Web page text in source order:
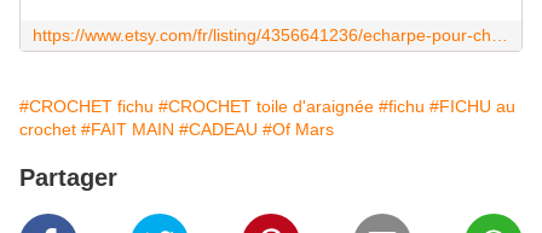
#CROCHET fichu #CROCHET toile d'araignée #fichu #FICHU au
crochet #FAIT MAIN #CADEAU #Of Mars
Partager